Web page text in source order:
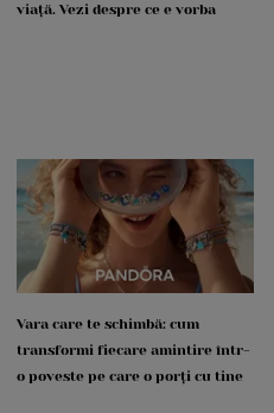
viață. Vezi despre ce e vorba
Vara care te schimbă: cum
transformi fiecare amintire într-
o poveste pe care o porți cu tine